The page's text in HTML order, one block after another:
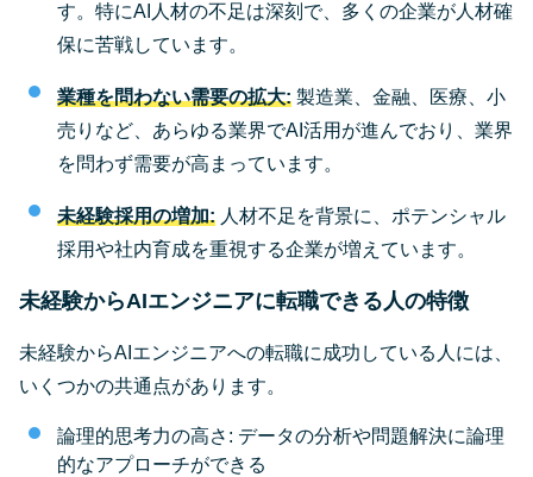
す。特にAI人材の不足は深刻で、多くの企業が人材確
保に苦戦しています。
業種を問わない需要の拡大: 製造業、金融、医療、小
売りなど、あらゆる業界でAI活用が進んでおり、業界
を問わず需要が高まっています。
未経験採用の増加: 人材不足を背景に、ポテンシャル
採用や社内育成を重視する企業が増えています。
未経験からAIエンジニアに転職できる人の特徴
未経験からAIエンジニアへの転職に成功している人には、
いくつかの共通点があります。
論理的思考力の高さ: データの分析や問題解決に論理
的なアプローチができる